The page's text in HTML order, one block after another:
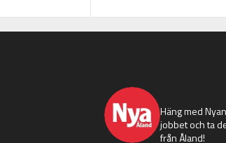
Häng med
jobbet och ta
från Åland!